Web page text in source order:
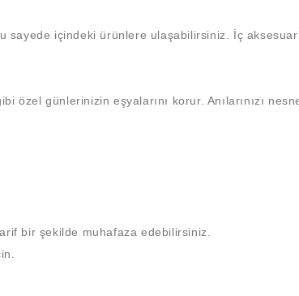
sayede içindeki ürünlere ulaşabilirsiniz. İç
özel günlerinizin eşyalarını korur. Anılarınızı
bir şekilde muhafaza edebilirsiniz.